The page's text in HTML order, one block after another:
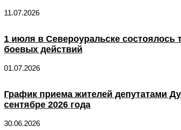
11.07.2026
1 июля в Североуральске
боевых действий
01.07.2026
График приема жителей депутатами
сентябре 2026 года
30.06.2026